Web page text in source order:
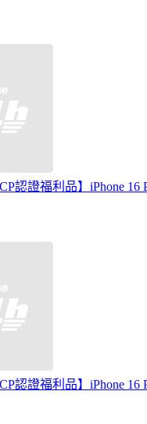
認證福利品】iPhone 16
認證福利品】iPhone 16